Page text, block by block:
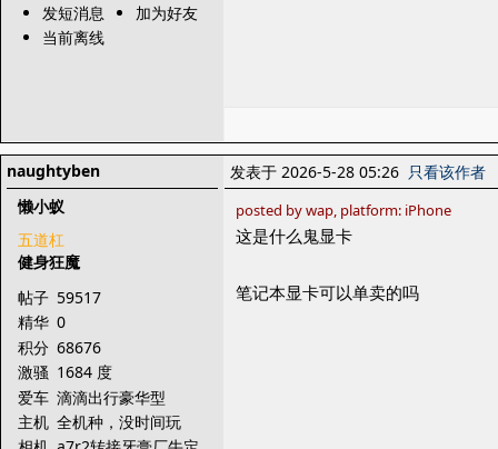
发短消息
加为好友
当前离线
naughtyben
懒小蚁
五道杠
健身狂魔
帖子 59517
精华 0
积分 68676
激骚 1684 度
爱车 滴滴出行豪华型
主机 全机种，没时间玩
发表于 2026-5-28 05:26 只看该作者
posted by wap, platform: iPhone
这是什么鬼显卡
笔记本显卡可以单卖的吗